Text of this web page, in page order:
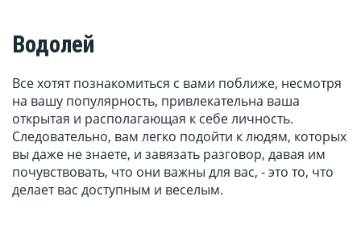
Водолей
Все хотят познакомиться с вами поближе, несмотря
на вашу популярность, привлекательна ваша
открытая и располагающая к себе личность.
Следовательно, вам легко подойти к людям, которых
вы даже не знаете, и завязать разговор, давая им
почувствовать, что они важны для вас, - это то, что
делает вас доступным и веселым.